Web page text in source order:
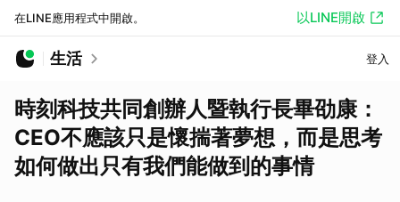
在LINE應用程式中開啟。 以LINE開啟
生活 登入
時刻科技共同創辦人暨執行長畢劭康：
CEO不應該只是懷揣著夢想，而是思考
如何做出只有我們能做到的事情